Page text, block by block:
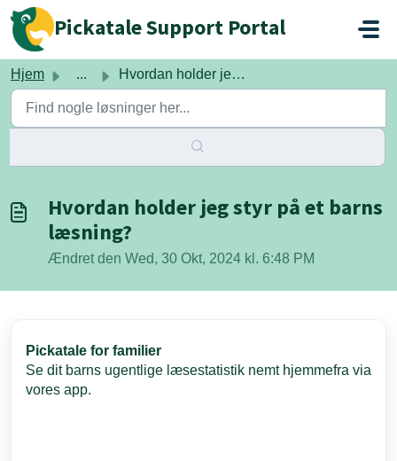
Gå til hovedindhold
Pickatale Support Portal
Hjem ... Hvordan holder jeg styr på et barns læsning?
Hvordan holder jeg styr på et barns
læsning?
Ændret den Wed, 30 Okt, 2024 kl. 6:48 PM
Pickatale for familier
Se dit barns ugentlige læsestatistik nemt hjemmefra via
vores app.